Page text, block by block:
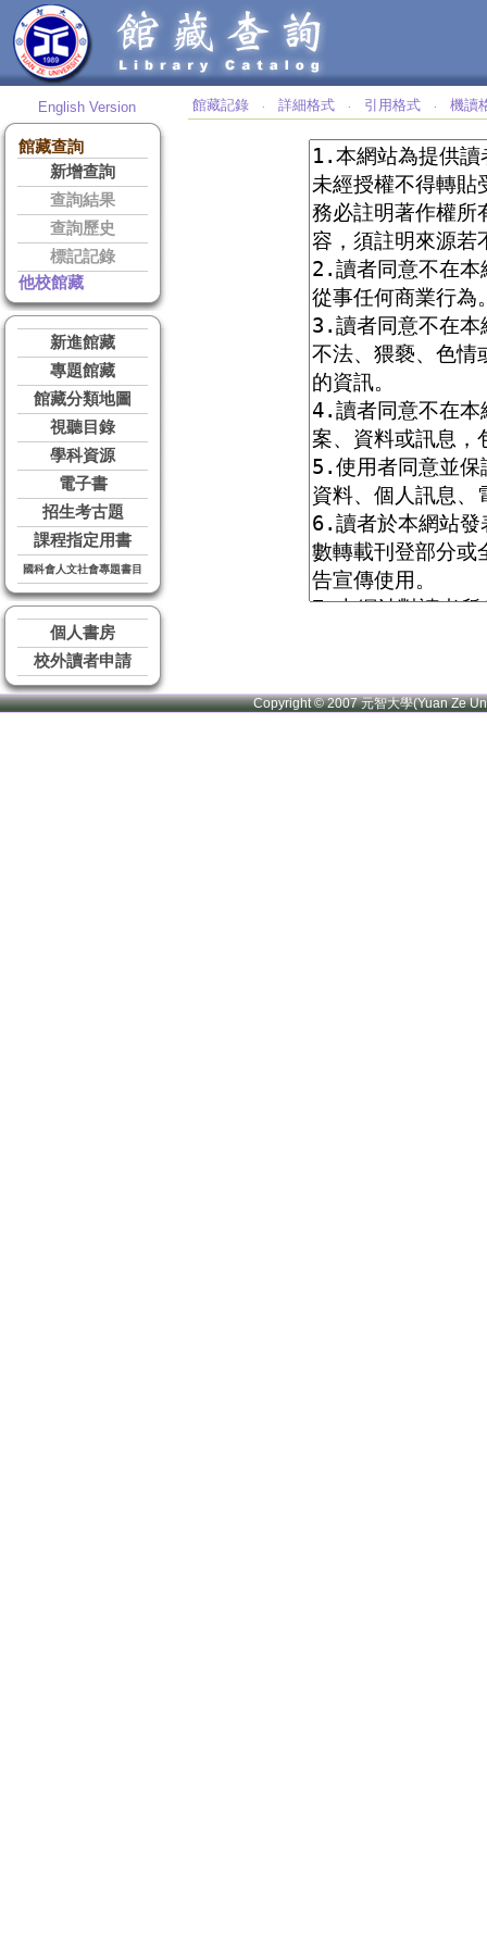
English Version
館藏查詢
新增查詢
查詢結果
查詢歷史
標記記錄
他校館藏
新進館藏
專題館藏
館藏分類地圖
視聽目錄
學科資源
電子書
招生考古題
課程指定用書
國科會人文社會專題書目
個人書房
校外讀者申請
館藏記錄 ‧ 詳細格式 ‧ 引用格式 ‧ 機讀
Copyright © 2007 元智大學(Yuan Ze